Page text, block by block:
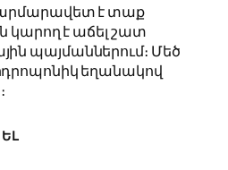
է տաք
կարող է աճել շատ
պայմաններում։ Մեծ
եղանակով